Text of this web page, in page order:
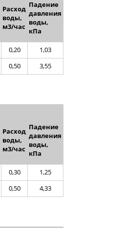
Расход
воды,
м3/час
Падение
давления
воды,
кПа
0,20
1,03
0,50 3,55
Расход
воды,
м3/час
Падение
давления
воды,
кПа
0,30
1,25
0,50 4,33